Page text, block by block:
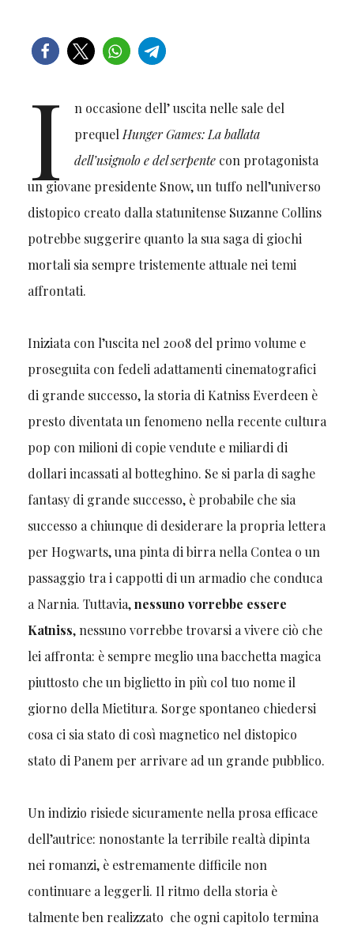
I
n occasione dell’ uscita nelle sale del
prequelHunger Games: La ballata
dell’usignolo e del serpentecon protagonista
un giovane presidente Snow, un tuffo nell’universo
distopico creato dalla statunitense Suzanne Collins
potrebbe suggerire quanto la sua saga di giochi
mortali sia sempre tristemente attuale nei temi
affrontati.
Iniziata con l’uscita nel 2008 del primo volume e
proseguita con fedeli adattamenti cinematografici
di grande successo, la storia di Katniss Everdeen è
presto diventata un fenomeno nella recente cultura
pop con milioni di copie vendute e miliardi di
dollari incassati al botteghino. Se si parla di saghe
fantasy di grande successo, è probabile che sia
successo a chiunque di desiderare la propria lettera
per Hogwarts, una pinta di birra nella Contea o un
passaggio tra i cappotti di un armadio che conduca
a Narnia. Tuttavia,nessuno vorrebbe essere
Katniss, nessuno vorrebbe trovarsi a vivere ciò che
lei affronta: è sempre meglio una bacchetta magica
piuttosto che un biglietto in più col tuo nome il
giorno della Mietitura. Sorge spontaneo chiedersi
cosa ci sia stato di così magnetico nel distopico
stato di Panem per arrivare ad un grande pubblico.
Un indizio risiede sicuramente nella prosa efficace
dell’autrice: nonostante la terribile realtà dipinta
nei romanzi, è estremamente difficile non
continuare a leggerli. Il ritmo della storia è
talmente ben realizzato che ogni capitolo termina